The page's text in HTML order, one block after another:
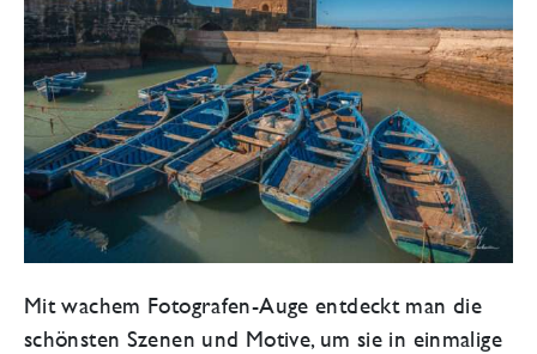
Mit wachem Fotografen-Auge entdeckt man die
schönsten Szenen und Motive, um sie in einmalige